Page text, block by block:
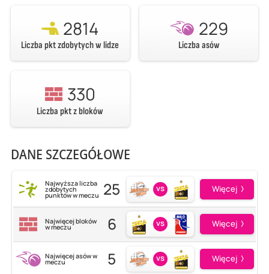
2814
Liczba pkt zdobytych w lidze
229
Liczba asów
330
Liczba pkt z bloków
DANE SZCZEGÓŁOWE
Najwyższa liczba
zdobytych
punktów w meczu 25 vs Więcej
Najwięcej bloków
w meczu 6 vs Więcej
Najwięcej asów w
meczu 5 vs Więcej